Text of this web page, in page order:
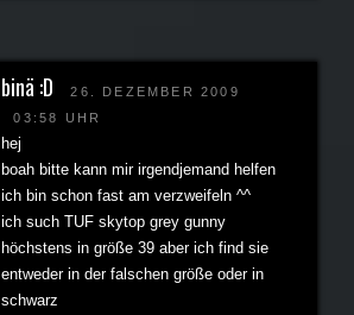
binä :D
26. DEZEMBER 2009
03:58 UHR
hej
boah bitte kann mir irgendjemand helfen
ich bin schon fast am verzweifeln ^^
ich such TUF skytop grey gunny
höchstens in größe 39 aber ich find sie
entweder in der falschen größe oder in
schwarz